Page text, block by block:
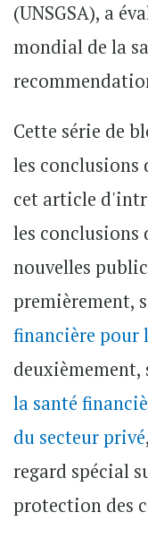
(UNSGSA), a
mondial de la
Cette série de
les conclusions
cet article
les conclusions
nouvelles
premièrement,
financière pour
deuxièmement,
la santé
du secteur privé
regard spécial
protection des